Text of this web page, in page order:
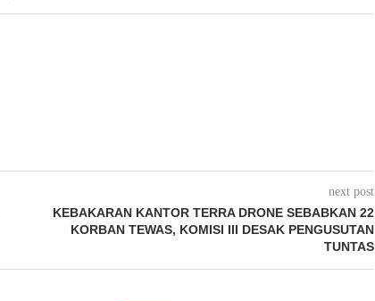
next post
KEBAKARAN KANTOR TERRA DRONE SEBABKAN 22
KORBAN TEWAS, KOMISI III DESAK PENGUSUTAN
TUNTAS